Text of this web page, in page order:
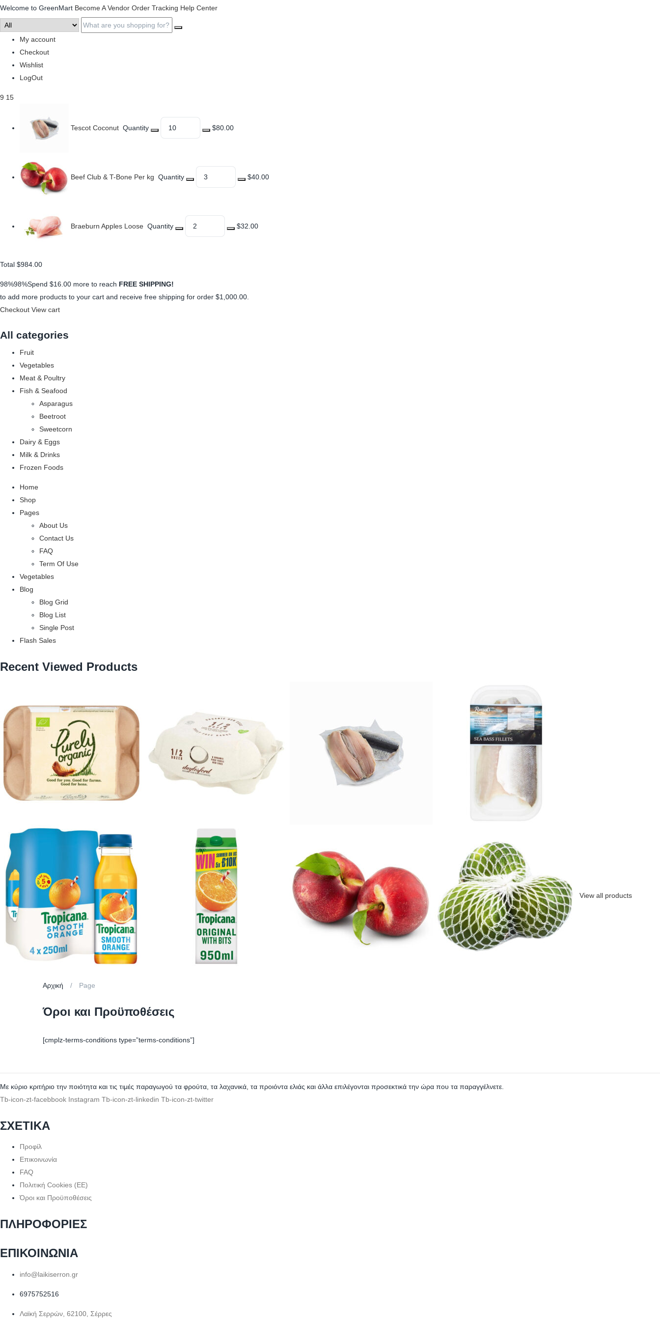
Welcome to GreenMart Become A Vendor Order Tracking Help Center
My account
Checkout
Wishlist
LogOut
9 15
Tescot Coconut Quantity $80.00
Beef Club & T-Bone Per kg Quantity $40.00
Braeburn Apples Loose Quantity $32.00
Total $984.00
98%98%Spend $16.00 more to reach FREE SHIPPING!
to add more products to your cart and receive free shipping for order $1,000.00
Checkout View cart
All categories
Fruit
Vegetables
Meat & Poultry
Fish & Seafood
Asparagus
Beetroot
Sweetcorn
Dairy & Eggs
Milk & Drinks
Frozen Foods
Home
Shop
Pages
About Us
Contact Us
FAQ
Term Of Use
Vegetables
Blog
Blog Grid
Blog List
Single Post
Flash Sales
Recent Viewed Products
View all products
Αρχική Page
Όροι και Προϋποθέσεις
[cmplz-terms-conditions type=”terms-conditions”]
Με κύριο κριτήριο την ποιότητα και τις τιμές παραγωγού τα φρούτα, τα λαχανικά, τα προιόντα ελιάς και άλλα επιλέγονται προσεκτικά την ώρα που τα παραγγέλνετε.
Tb-icon-zt-facebbook Instagram Tb-icon-zt-linkedin Tb-icon-zt-twitter
ΣΧΕΤΙΚΑ
Προφίλ
Επικοινωνία
FAQ
Πολιτική Cookies (ΕΕ)
Όροι και Προϋποθέσεις
ΠΛΗΡΟΦΟΡΙΕΣ
ΕΠΙΚΟΙΝΩΝΙΑ
info@laikiserron.gr
6975752516
Λαϊκή Σερρών, 62100, Σέρρες